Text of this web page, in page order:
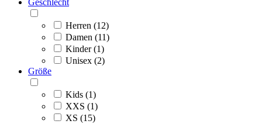
Herren (12)
Damen (11)
Kinder (1)
Unisex (2)
Größe
Kids (1)
XXS (1)
XS (15)